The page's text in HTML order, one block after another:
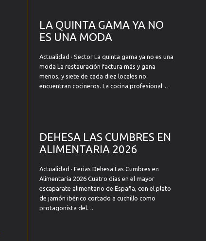
LA QUINTA GAMA YA NO
ES UNA MODA
Actualidad · Sector La quinta gama ya no es una
moda La restauración factura más y gana
menos, y siete de cada diez locales no
encuentran cocineros. La cocina profesional…
DEHESA LAS CUMBRES EN
ALIMENTARIA 2026
Actualidad · Ferias Dehesa Las Cumbres en
Alimentaria 2026 Cuatro días en el mayor
escaparate alimentario de España, con el plato
de jamón ibérico cortado a cuchillo como
protagonista del…